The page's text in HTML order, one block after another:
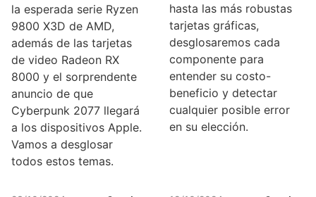
la esperada serie Ryzen
9800 X3D de AMD,
además de las tarjetas
de video Radeon RX
8000 y el sorprendente
anuncio de que
Cyberpunk 2077 llegará
a los dispositivos Apple.
Vamos a desglosar
todos estos temas.
hasta las más robustas
tarjetas gráficas,
desglosaremos cada
componente para
entender su costo-
beneficio y detectar
cualquier posible error
en su elección.